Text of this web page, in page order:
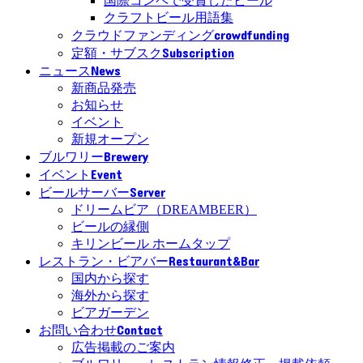
クラフトビール用語集
クラウドファンディングcrowdfunding
定額・サブスクSubscription
ニュースNews
新商品発売
お知らせ
イベント
新規オープン
ブルワリーBrewery
イベント Event
ビールサーバーServer
ドリームビア（DREAMBEER）
ビールの縁側
キリンビール ホームタップ
レストラン・ビアバーRestaurant&Bar
国内から探す
海外から探す
ビアガーデン
お問い合わせContact
広告掲載のご案内